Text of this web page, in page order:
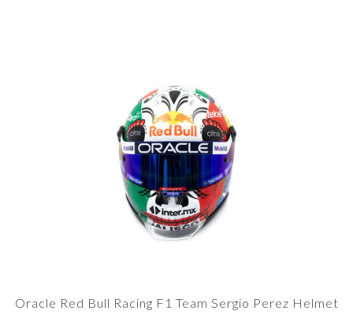
Oracle Red Bull Racing F1 Team Sergio Perez Helmet